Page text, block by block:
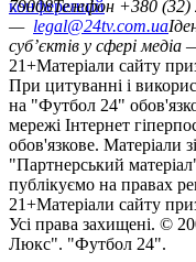
конференцій
79008Телефон +380 (32)
— legal@24tv.com.ua
суб’єктів у сфері
21+Матеріали сайту
При цитуванні і
на "Футбол 24"
мережі Інтернет
обов'язкове. Матеріали
"Партнерський
публікуємо на правах
21+Матеріали сайту
Усi права захищенi. ©
Люкс". "Футбол 24".